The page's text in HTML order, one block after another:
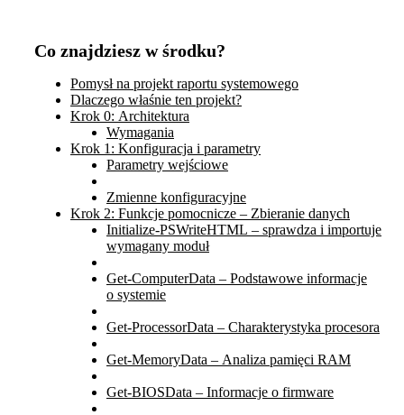
Co znajdziesz w środku?
Pomysł na projekt raportu systemowego
Dlaczego właśnie ten projekt?
Krok 0: Architektura
Wymagania
Krok 1: Konfiguracja i parametry
Parametry wejściowe
Zmienne konfiguracyjne
Krok 2: Funkcje pomocnicze – Zbieranie danych
Initialize-PSWriteHTML – sprawdza i importuje
wymagany moduł
Get-ComputerData – Podstawowe informacje
o systemie
Get-ProcessorData – Charakterystyka procesora
Get-MemoryData – Analiza pamięci RAM
Get-BIOSData – Informacje o firmware